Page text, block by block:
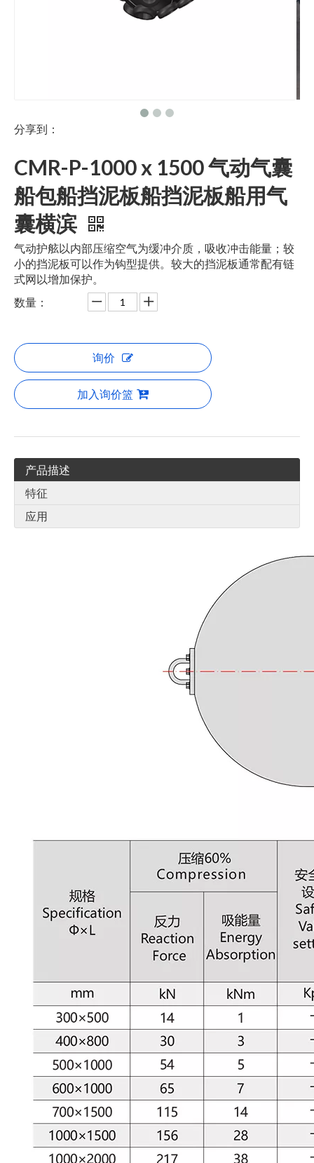
分享到：
CMR-P-1000 x 1500 气动气囊
船包船挡泥板船挡泥板船用气
囊横滨
气动护舷以内部压缩空气为缓冲介质，吸收冲击能量；较
小的挡泥板可以作为钩型提供。较大的挡泥板通常配有链
式网以增加保护。
数量：
询价
加入询价篮
产品描述
特征
应用